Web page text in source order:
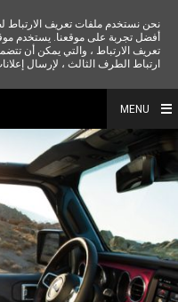
نحن نستخدم ملفات تعريف الارتباط
أفضل تجربة على موقعنا. يستخدم
تعريف الارتباط ، والتي يمكن أن
ارتباط الطرف الثالث ، لإرسال
MENU